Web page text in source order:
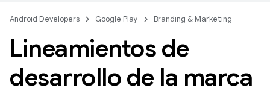
Android Developers Google Play Branding & Marketing
Lineamientos de
desarrollo de la marca